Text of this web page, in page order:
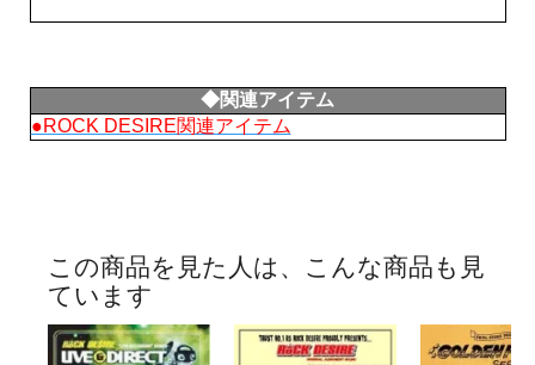
◆関連アイテム
●ROCK DESIRE関連アイテム
この商品を見た人は、こんな商品も見
ています